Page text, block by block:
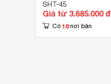
SHT-45
Giá từ 3.685.000 đ
Có 18 nơi bán